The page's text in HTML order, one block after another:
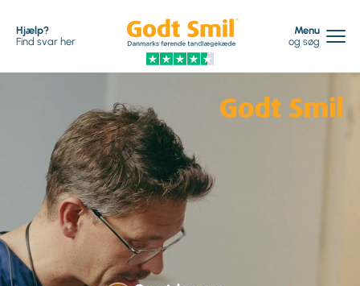
Hjælp?
Find svar her
Menu
og søg